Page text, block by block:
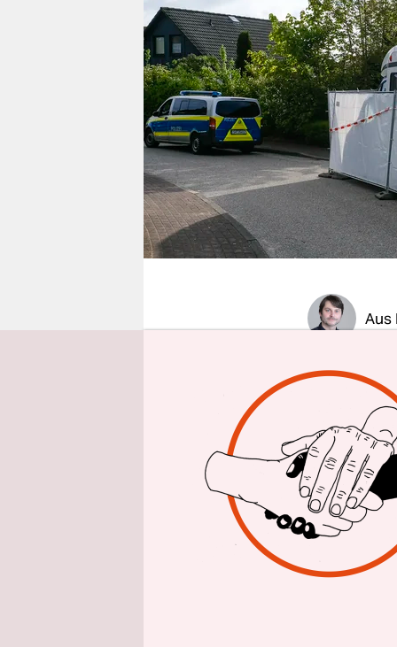
verlag
veranstaltungen
shop
fragen & hilfe
unterstützen
abo
genossenschaft
epaper login
Aus
Je 25
ihm
eigener
wollen.
Nach der
schoss